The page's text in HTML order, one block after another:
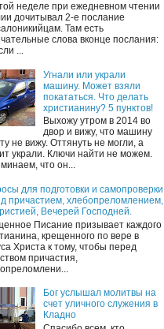
неделе при ежедневном чтении
дочитывал 2-е послание
Там есть
слова вконце послания:
...
Угнали или украли
машину. Может взяли
покататься. Что делать
христианину? 5 пунктов!
Выхожу утром в 2014 во
двор и вижу, что машину
не вижу. Оттянуть не могли, а
украли. Ключи найти не можем.
что он...
для подготовки и самопроверки
причастием, хлебопреломлением,
Вечерей Господней.
Писание призывает каждого
крещенного по вере в
Христа к тому, чтобы перед
причастия,
Бог услышал молитвы на
счет уличного служения в
Кладно